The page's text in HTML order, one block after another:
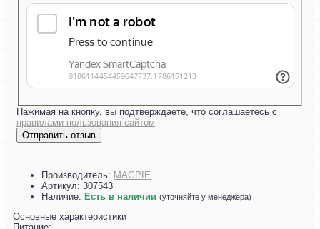
Нажимая на кнопку, вы подтверждаете, что соглашаетесь с
правилами пользования сайтом
Отправить отзыв
Производитель: MAGPIE
Артикул: 307543
Наличие: Есть в наличии (уточняйте у менеджера)
Основные характеристики